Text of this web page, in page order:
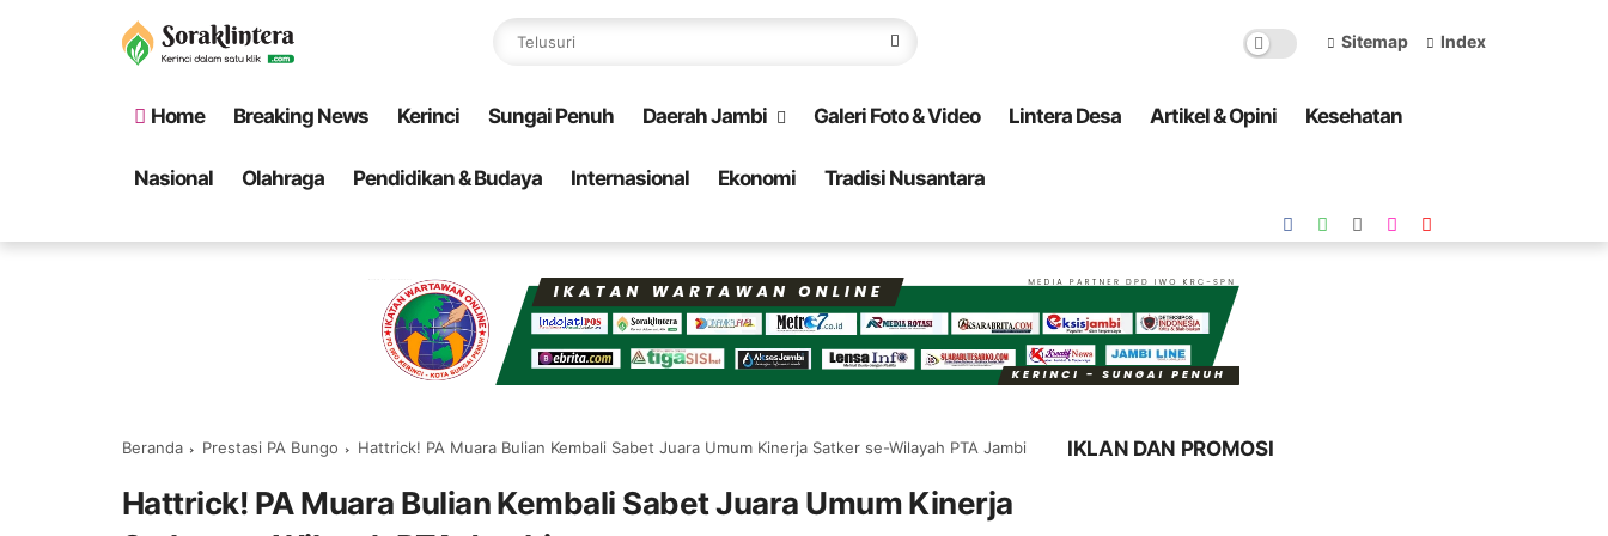
Sitemap Index
Home Breaking News Kerinci Sungai Penuh Daerah Jambi Galeri Foto & Video Lintera Desa Artikel & Opini Kesehatan
Nasional Olahraga Pendidikan & Budaya Internasional Ekonomi Tradisi Nusantara
Beranda Prestasi PA Bungo Hattrick! PA Muara Bulian Kembali Sabet Juara Umum Kinerja Satker se-Wilayah PTA Jambi
Hattrick! PA Muara Bulian Kembali Sabet Juara Umum Kinerja
IKLAN DAN PROMOSI